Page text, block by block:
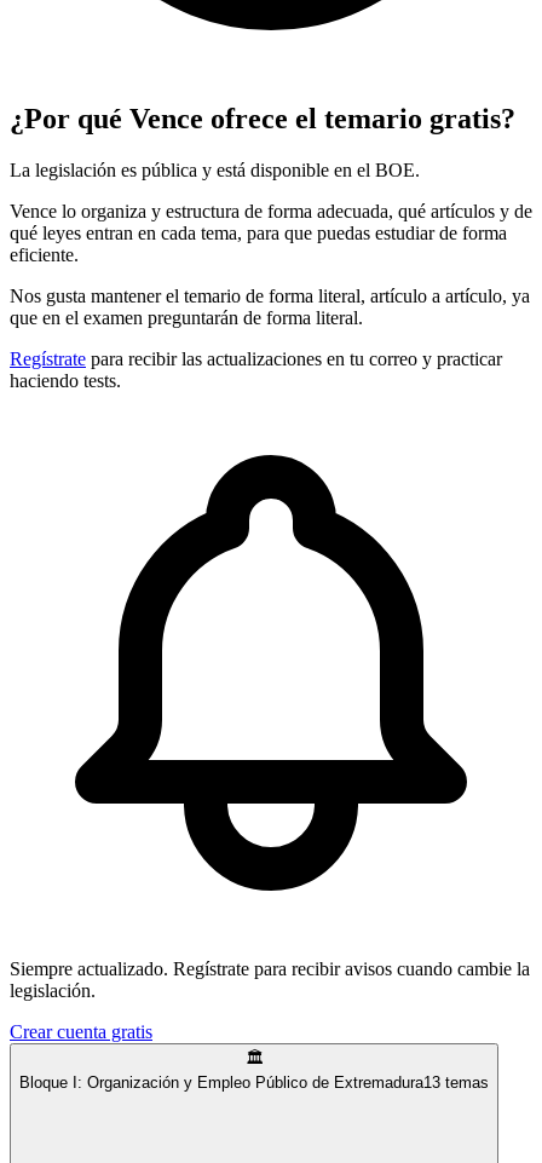
¿Por qué Vence ofrece el temario gratis?
La legislación es pública y está disponible en el BOE.
Vence lo organiza y estructura de forma adecuada, qué artículos y de
qué leyes entran en cada tema, para que puedas estudiar de forma
eficiente.
Nos gusta mantener el temario de forma literal, artículo a artículo, ya
que en el examen preguntarán de forma literal.
Regístrate para recibir las actualizaciones en tu correo y practicar
haciendo tests.
Siempre actualizado. Regístrate para recibir avisos cuando cambie la
legislación.
Crear cuenta gratis
🏛️
Bloque I: Organización y Empleo Público de Extremadura13 temas